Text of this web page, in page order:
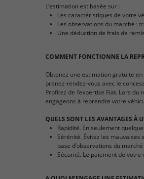
L’estimation est basée sur :
Les caractéristiques de votre
Les observations du marché :
Une déduction de frais de
COMMENT FONCTIONNE LA
Obtenez une estimation gratuite
prenez-rendez-vous avec le
Profitez de l’expertise Fiat. Lors
engageons à reprendre votre
QUELS SONT LES AVANTAGES À
Rapidité. En seulement
Sérénité. Évitez les
base d’observations du
Sécurité. Le paiement de votre